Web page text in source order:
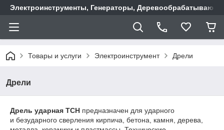
Электроинструменты, Генераторы,
Товары и услуги Электроинструмент Дрели
Дрели
Дрель ударная TCH предназначен для ударного
и безударного сверления кирпича, бетона, камня, дерева,